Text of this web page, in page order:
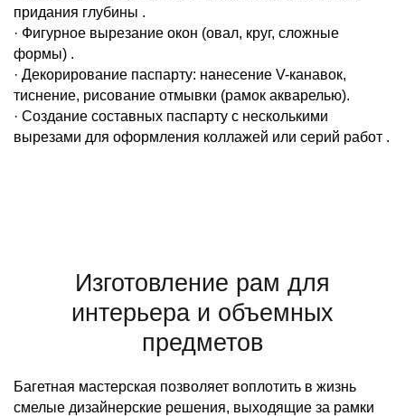
придания глубины .
· Фигурное вырезание окон (овал, круг, сложные
формы) .
· Декорирование паспарту: нанесение V-канавок,
тиснение, рисование отмывки (рамок акварелью).
· Создание составных паспарту с несколькими
вырезами для оформления коллажей или серий работ .
Изготовление рам для
интерьера и объемных
предметов
Багетная мастерская позволяет воплотить в жизнь
смелые дизайнерские решения, выходящие за рамки